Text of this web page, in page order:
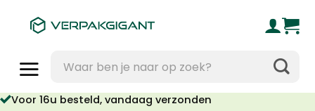
naar:
16u besteld, vandaag verzonden
Geen orderkosten vanaf €95